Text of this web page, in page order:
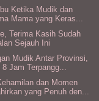
Ketika Mudik dan
Mama yang Keras...
Terima Kasih Sudah
Sejauh Ini
Mudik Antar Provinsi,
Jam Terpangg...
dan Momen
yang Penuh den...